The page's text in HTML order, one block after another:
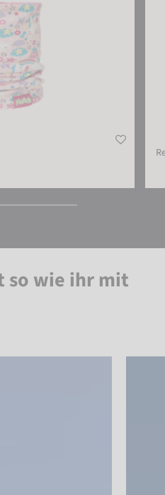
so wie ihr mit